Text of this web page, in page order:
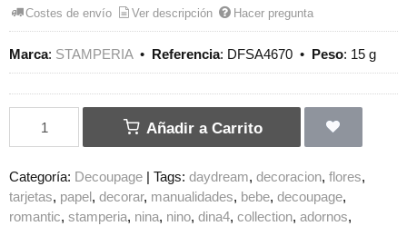
Costes de envío Ver descripción Hacer pregunta
Marca: STAMPERIA• Referencia: DFSA4670 • Peso: 15 g
Añadir a Carrito
Categoría: Decoupage Tags: daydream decoracion flores
tarjetas papel decorar manualidades bebe decoupage
romantic stamperia nina nino dina4 collection adornos